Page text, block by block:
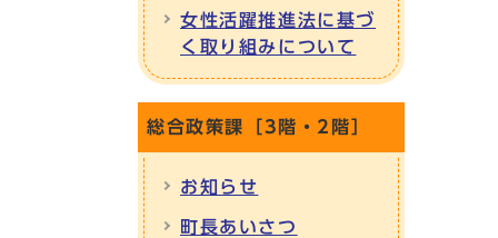
女性活躍推進法に基づ
く取り組みについて
総合政策課［3階・2階］
お知らせ
町長あいさつ